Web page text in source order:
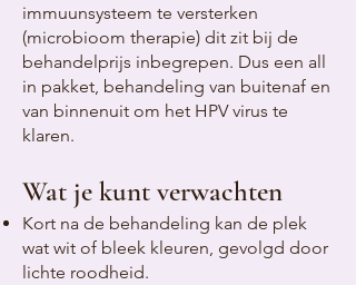
immuunsysteem te versterken
(microbioom therapie) dit zit bij de
behandelprijs inbegrepen. Dus een all
in pakket, behandeling van buitenaf en
van binnenuit om het HPV virus te
klaren.
Wat je kunt verwachten
Kort na de behandeling kan de plek
wat wit of bleek kleuren, gevolgd door
lichte roodheid.